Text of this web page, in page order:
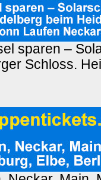
sparen –
Schloss.